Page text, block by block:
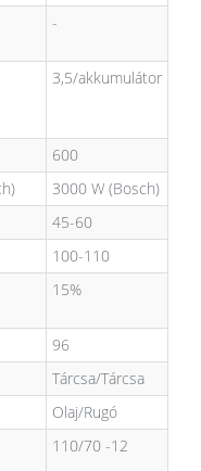
-
3,5/akkumulátor
600
3000 W (Bosch)
45-60
100-110
15%
96
Tárcsa/Tárcsa
Olaj/Rugó
110/70 -12